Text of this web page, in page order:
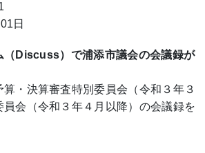
日
（Discuss）で浦添市議会の会議録が
・決算審査特別委員会（令和３年３
員会（令和３年４月以降）の会議録を